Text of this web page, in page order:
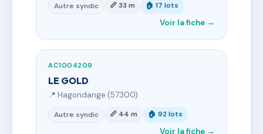
Autre syndic 📏 33 m 🏠 17 lots
Voir la fiche →
AC1004209
LE GOLD
📍 Hagondange (57300)
Autre syndic 📏 44 m 🏠 92 lots
Voir la fiche →